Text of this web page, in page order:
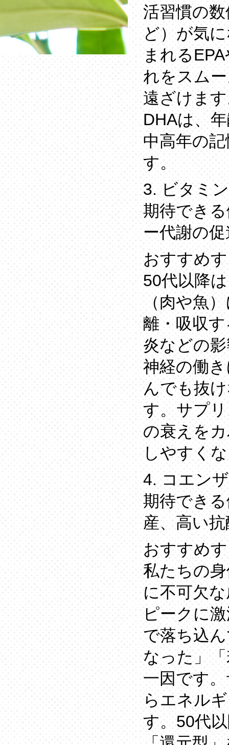
活習慣の
ど）が気
まれる
れをスム
遠ざけま
DHAは、
中高年の
す。
3. ビタミ
期待でき
ー代謝の
おすすめ
50代以降
（肉や魚
離・吸収
炎などの
神経の働
んでも抜
す。サプ
の衰えを
しやすく
4. コエン
期待でき
産、高い
おすすめ
私たちの
に不可欠
ピークに
で落ち込
なった」
一因です
らエネル
す。50代